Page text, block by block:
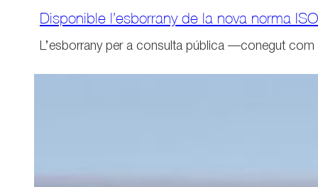
Disponible l’esborrany de la nova norma
L’esborrany per a consulta pública —conegut